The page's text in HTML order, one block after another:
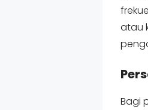
atau
Bagi